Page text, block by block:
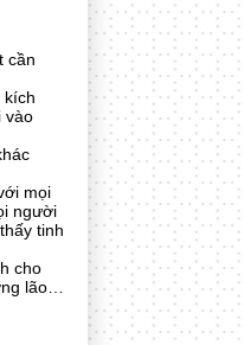
cần
kích
vào
mọi
người
tinh
cho
lão…